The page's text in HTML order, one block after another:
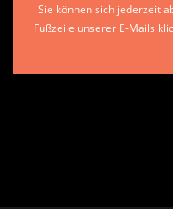
Sie können sich jederzeit
Fußzeile unserer E-Mails